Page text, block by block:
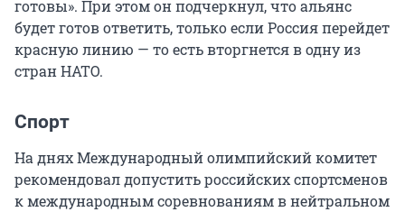
готовы». При этом он подчеркнул, что альянс
будет готов ответить, только если Россия перейдет
красную линию — то есть вторгнется в одну из
стран НАТО.
Спорт
На днях Международный олимпийский комитет
рекомендовал допустить российских спортсменов
к международным соревнованиям в нейтральном